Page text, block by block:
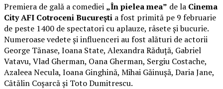
Premiera de gală a comediei „În pielea mea” de la Cinema
City AFI Cotroceni București a fost primită pe 9 februarie
de peste 1400 de spectatori cu aplauze, râsete și bucurie.
Numeroase vedete și influenceri au fost alături de actorii
George Tănase, Ioana State, Alexandra Răduță, Gabriel
Vatavu, Vlad Gherman, Oana Gherman, Sergiu Costache,
Azaleea Necula, Ioana Ginghină, Mihai Găinușă, Daria Jane,
Cătălin Coșarcă și Toto Dumitrescu.